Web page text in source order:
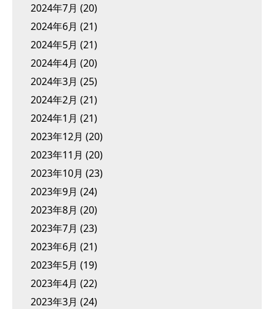
2024年7月 (20)
2024年6月 (21)
2024年5月 (21)
2024年4月 (20)
2024年3月 (25)
2024年2月 (21)
2024年1月 (21)
2023年12月 (20)
2023年11月 (20)
2023年10月 (23)
2023年9月 (24)
2023年8月 (20)
2023年7月 (23)
2023年6月 (21)
2023年5月 (19)
2023年4月 (22)
2023年3月 (24)